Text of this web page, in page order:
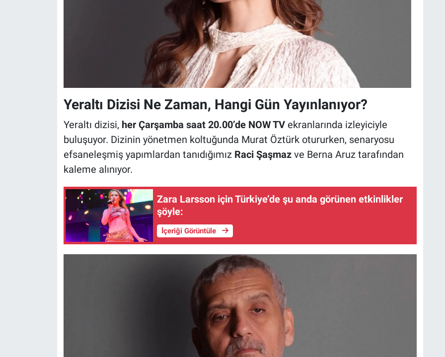
Yeraltı Dizisi Ne Zaman, Hangi Gün Yayınlanıyor?
Yeraltı dizisi, her Çarşamba saat 20.00’de NOW TVekranlarında izleyiciyle
buluşuyor. Dizinin yönetmen koltuğunda Murat Öztürk otururken, senaryosu
efsaneleşmiş yapımlardan tanıdığımız Raci Şaşmazve Berna Aruz tarafından
kaleme alınıyor.
Zara Larsson için Türkiye’de şu anda görünen etkinlikler
şöyle:
İçeriği Görüntüle